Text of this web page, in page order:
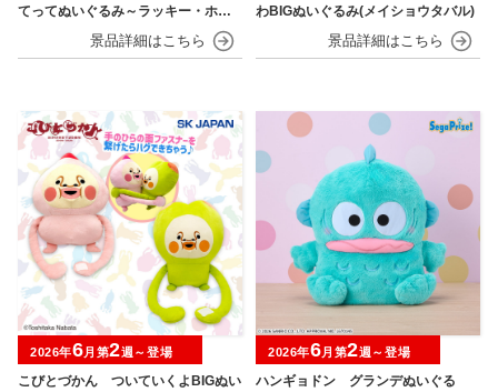
てってぬいぐるみ～ラッキー・ホゲ
わBIGぬいぐるみ(メイショウタバル)
こびとづかん ついていくよBIGぬい
2026年6月第2週～登場
ハンギョドン グランデぬいぐる
2026年6月第2週～登場